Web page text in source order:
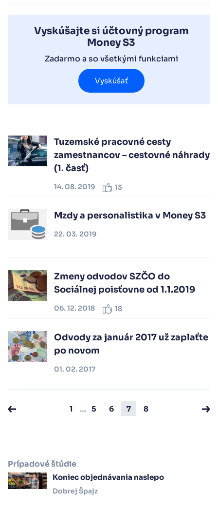
Vyskúšajte si účtovný program
Money S3
Zadarmo a so všetkými funkciami
Vyskúšať
Tuzemské pracovné cesty
zamestnancov – cestovné náhrady
(1. časť)
14. 08. 2019 13
Mzdy a personalistika v Money S3
22. 03. 2019
Zmeny odvodov SZČO do
Sociálnej poisťovne od 1.1.2019
06. 12. 2018 18
Odvody za január 2017 už zaplaťte
po novom
01. 02. 2017
1 … 5 6 7 8
Prípadové štúdie
Koniec objednávania naslepo
Dobrej Špajz